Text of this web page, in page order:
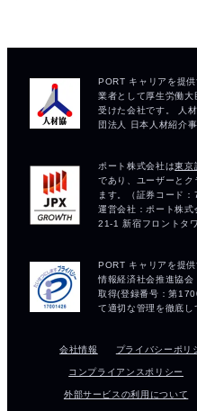
会社情報 プライバシーポリ
コンプライアンスポリシー
外部サービスの利用について